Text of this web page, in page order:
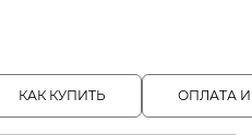
КАК КУПИТЬ ОПЛАТА